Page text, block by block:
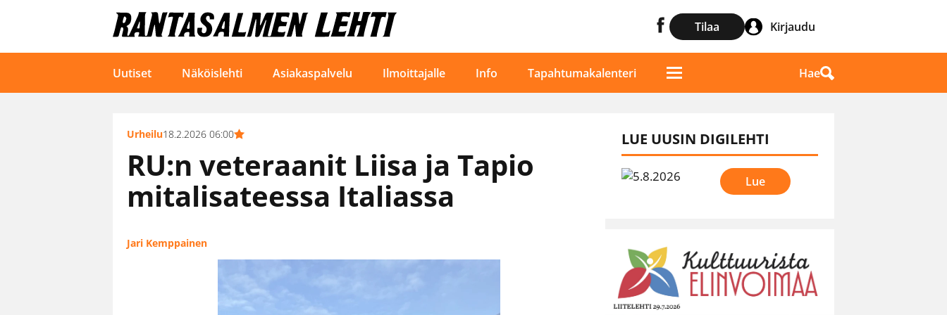
Tilaa Kirjaudu
Uutiset Näköislehti Asiakaspalvelu Ilmoittajalle Info Tapahtumakalenteri Hae
Urheilu18.2.2026 06:00
RU:n veteraanit Liisa ja Tapio
mitalisateessa Italiassa
Jari Kemppainen
LUE UUSIN DIGILEHTI
Lue